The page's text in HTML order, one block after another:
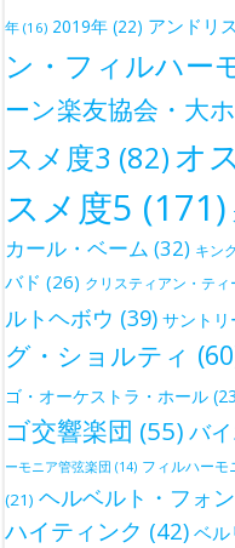
年 (16) 2019年 (22) アンドリ
ン・フィルハー
ーン楽友協会・大
スメ度3 (82) オ
スメ度5 (171)
カール・ベーム (32) キン
バド (26) クリスティアン・ティ
ルトヘボウ (39) サント
グ・ショルティ
ゴ・オーケストラ・ホール
ゴ交響楽団 (55) バ
ーモニア管弦楽団 (14) フィルハーモ
(21) ヘルベルト・フォ
ハイティンク (42) ベル